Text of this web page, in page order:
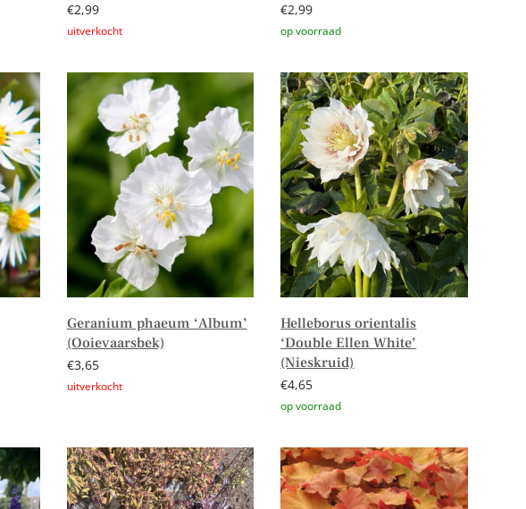
€2,99 €2,99
Geranium phaeum ‘Album’
(Ooievaarsbek)
€3,65
Helleborus orientalis
‘Double Ellen White’
(Nieskruid)
€4,65